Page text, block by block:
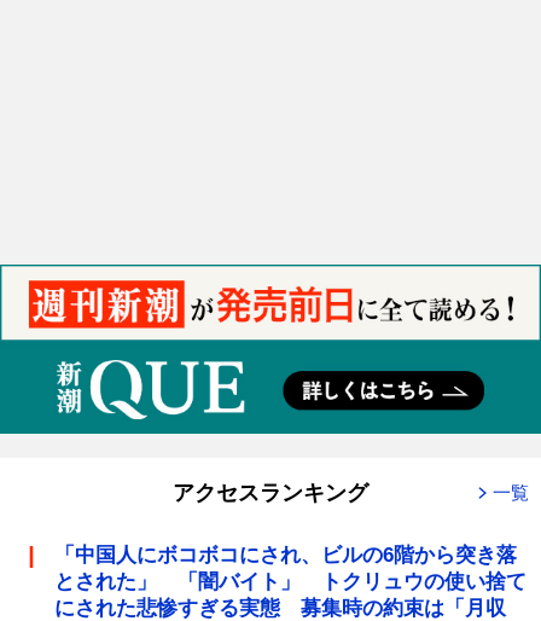
アクセスランキング 一覧
「中国人にボコボコにされ、ビルの6階から突き落
とされた」 「闇バイト」 トクリュウの使い捨て
にされた悲惨すぎる実態 募集時の約束は「月収